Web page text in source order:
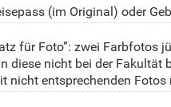
Meda Popa
Rusu E-MAIL:
Zsoldos
(im Original) oder
für Foto”: zwei Farbfotos
diese nicht bei der Fakultät
nicht entsprechenden Fotos